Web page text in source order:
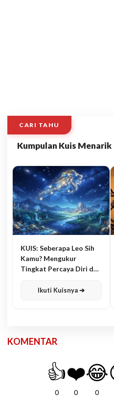
CARI TAHU
Kumpulan Kuis Menarik
KUIS: Seberapa Leo Sih
Kamu? Mengukur
Tingkat Percaya Diri dan
Ikuti Kuisnya ➔
KOMENTAR
👍
0
❤️
0
😂
0